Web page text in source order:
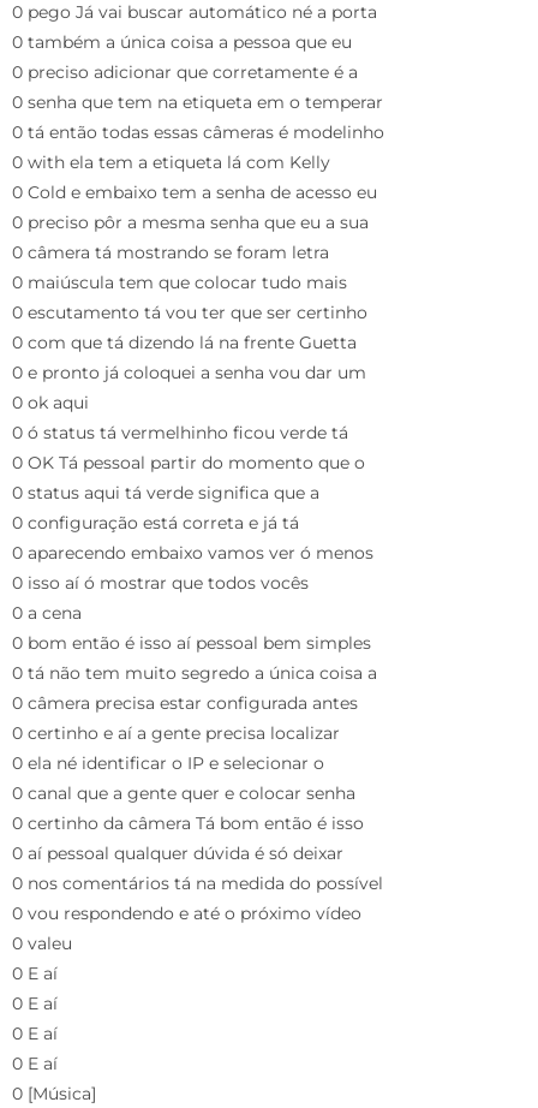
0 pego Já vai buscar automático né a porta
0 também a única coisa a pessoa que eu
0 preciso adicionar que corretamente é a
0 senha que tem na etiqueta em o temperar
0 tá então todas essas câmeras é modelinho
0 with ela tem a etiqueta lá com Kelly
0 Cold e embaixo tem a senha de acesso eu
0 preciso pôr a mesma senha que eu a sua
0 câmera tá mostrando se foram letra
0 maiúscula tem que colocar tudo mais
0 escutamento tá vou ter que ser certinho
0 com que tá dizendo lá na frente Guetta
0 e pronto já coloquei a senha vou dar um
0 ok aqui
0 ó status tá vermelhinho ficou verde tá
0 OK Tá pessoal partir do momento que o
0 status aqui tá verde significa que a
0 configuração está correta e já tá
0 aparecendo embaixo vamos ver ó menos
0 isso aí ó mostrar que todos vocês
0 a cena
0 bom então é isso aí pessoal bem simples
0 tá não tem muito segredo a única coisa a
0 câmera precisa estar configurada antes
0 certinho e aí a gente precisa localizar
0 ela né identificar o IP e selecionar o
0 canal que a gente quer e colocar senha
0 certinho da câmera Tá bom então é isso
0 aí pessoal qualquer dúvida é só deixar
0 nos comentários tá na medida do possível
0 vou respondendo e até o próximo vídeo
0 valeu
0 E aí
0 E aí
0 E aí
0 E aí
0 [Música]